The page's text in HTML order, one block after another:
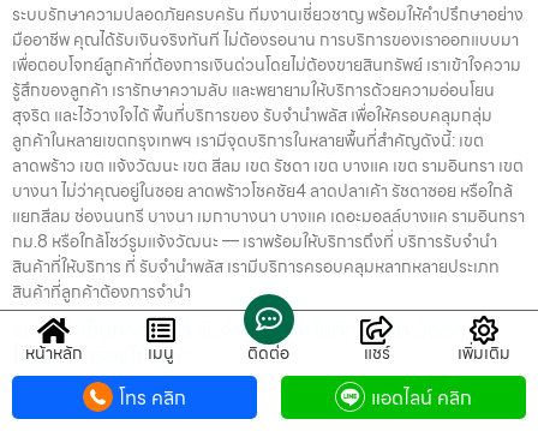
ระบบรักษาความปลอดภัยครบครัน ทีมงานเชี่ยวชาญ พร้อมให้คำปรึกษาอย่าง
มืออาชีพ คุณได้รับเงินจริงทันที ไม่ต้องรอนาน การบริการของเราออกแบบมา
เพื่อตอบโจทย์ลูกค้าที่ต้องการเงินด่วนโดยไม่ต้องขายสินทรัพย์ เราเข้าใจความ
รู้สึกของลูกค้า เรารักษาความลับ และพยายามให้บริการด้วยความอ่อนโยน
สุจริต และไว้วางใจได้ พื้นที่บริการของ รับจำนำพลัส เพื่อให้ครอบคลุมกลุ่ม
ลูกค้าในหลายเขตกรุงเทพฯ เรามีจุดบริการในหลายพื้นที่สำคัญดังนี้: เขต
ลาดพร้าว เขต แจ้งวัฒนะ เขต สีลม เขต รัชดา เขต บางแค เขต รามอินทรา เขต
บางนา ไม่ว่าคุณอยู่ในซอย ลาดพร้าวโชคชัย4 ลาดปลาเค้า รัชดาซอย หรือใกล้
แยกสีลม ช่องนนทรี บางนา เมกาบางนา บางแค เดอะมอลล์บางแค รามอินทรา
กม.8 หรือใกล้โชว์รูมแจ้งวัฒนะ — เราพร้อมให้บริการถึงที่ บริการรับจำนำ
สินค้าที่ให้บริการ ที่ รับจำนำพลัส เรามีบริการครอบคลุมหลากหลายประเภท
สินค้าที่ลูกค้าต้องการจำนำ
รับจำนำเซ็นทรัลเวิลด์ รับจำนำสินค้าไอทีทุกชนิด มือถือ
โน้ตบุ๊ก เครื่องใช้ไฟฟ้า
รับจำนำเซ็นทรัลเวิลด์ รับจำนำสินค้าไอทีทุกชนิด มือถือ โน้ตบุ๊ก เครื่องใช้ไฟฟ้า
— บริการครบวงจร พร้อมรายละเอียดงาน บริการ รับจำนำสินค้าไอทีทุกชนิด
หน้าหลัก เมนู ติดต่อ แชร์ เพิ่มเติม
โทร คลิก แอดไลน์ คลิก